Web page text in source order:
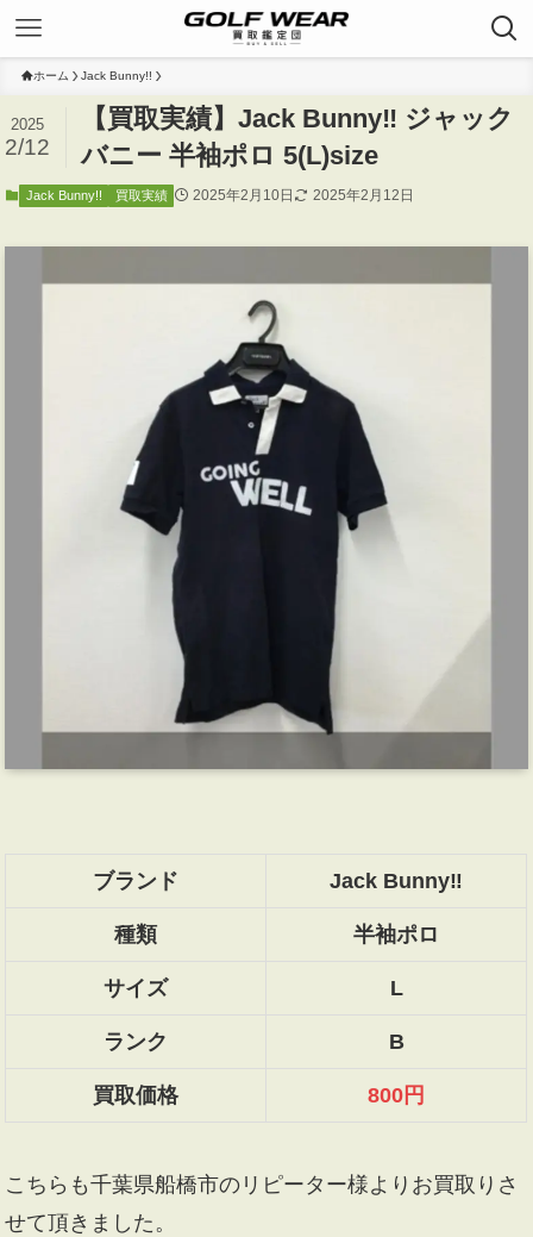
ホーム Jack Bunny!!
【買取実績】Jack Bunny‼ ジャック
バニー 半袖ポロ 5(L)size
2025
2/12
Jack Bunny!! 買取実績 2025年2月10日 2025年2月12日
ブランド Jack Bunny‼
種類 半袖ポロ
サイズ L
ランク B
買取価格 800円
こちらも千葉県船橋市のリピーター様よりお買取りさ
せて頂きました。